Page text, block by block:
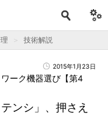
技術解説
2015年1月23日
ンシ」、押さえ
ーク機器選び【第4